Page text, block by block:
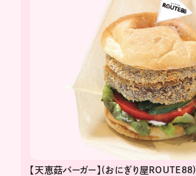
【天恵菇バーガー】(おにぎり屋ROUTE88)